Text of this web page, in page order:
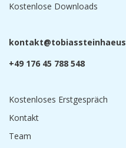
Kostenlose Downloads
sueah
niets
saibo
t@tka
tnok
+49 176 45 788 548
Kostenloses Erstgespräch
Kontakt
Team